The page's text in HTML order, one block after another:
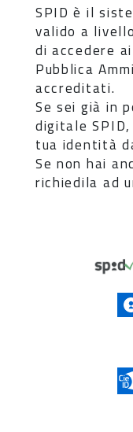
SPID è il
valido a
di accedere
Pubblica
accreditati.
Se sei già in
digitale
tua identità
Se non hai
richiedila ad